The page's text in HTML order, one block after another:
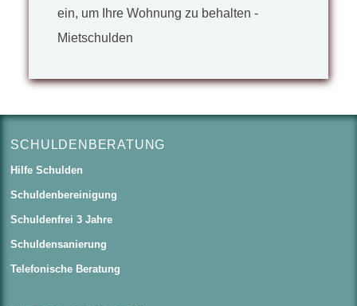
ein, um Ihre Wohnung zu behalten -
Mietschulden
SCHULDENBERATUNG
Hilfe Schulden
Schuldenbereinigung
Schuldenfrei 3 Jahre
Schuldensanierung
Telefonische Beratung